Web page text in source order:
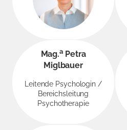
Mag.a Petra
Miglbauer
Leitende Psychologin /
Bereichsleitung
Psychotherapie